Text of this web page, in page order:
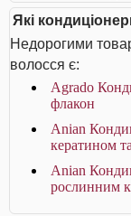
Які
Недорогими
волосся є:
Agrado
флакон
Anian
кератином
Anian
рослинним